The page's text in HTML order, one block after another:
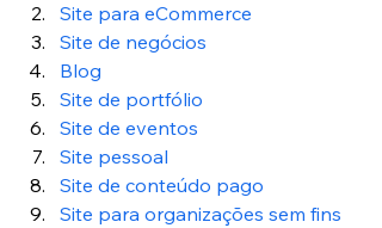
Site para eCommerce
Site de negócios
Blog
Site de portfólio
Site de eventos
Site pessoal
Site de conteúdo pago
Site para organizações sem fins